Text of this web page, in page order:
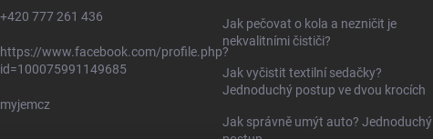
+420 777 261 436
https://www.facebook.com/profile.php?
id=100075991149685
myjemcz
Jak pečovat o kola a nezničit je
nekvalitními čističi?
Jak vyčistit textilní sedačky?
Jednoduchý postup ve dvou krocích
Jak správně umýt auto? Jednoduchý